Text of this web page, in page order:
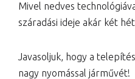
Mivel nedves
száradási ideje akár két
Javasoljuk, hogy a
nagy nyomással járművét!